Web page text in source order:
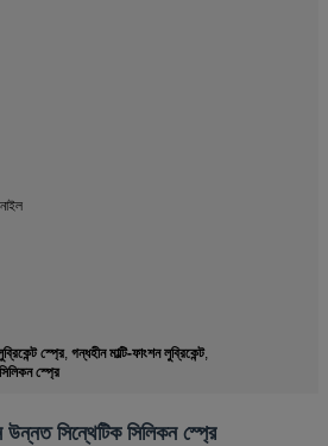
স্প্রে, গন্ধহীন মাল্টি-ফাংশন লুব্রিকেন্ট,
স্প্রে
সিন্থেটিক সিলিকন স্প্রে